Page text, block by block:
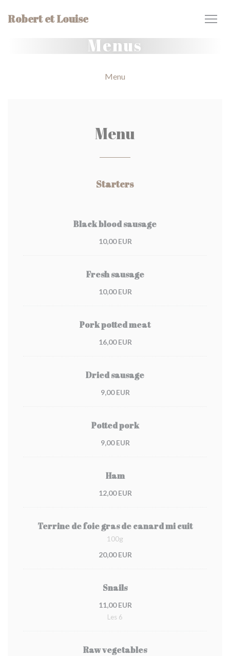
Robert et Louise
Menus
Menu
Menu
Starters
Black blood sausage
10,00 EUR
Fresh sausage
10,00 EUR
Pork potted meat
16,00 EUR
Dried sausage
9,00 EUR
Potted pork
9,00 EUR
Ham
12,00 EUR
Terrine de foie gras de canard mi cuit
100g
20,00 EUR
Snails
11,00 EUR
Les 6
Raw vegetables